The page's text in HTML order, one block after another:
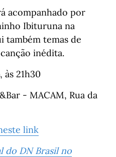
acompanhado por
Ibituruna na
também temas de
inédita.
às 21h30
- MACAM, Rua da
link
do DN Brasil no